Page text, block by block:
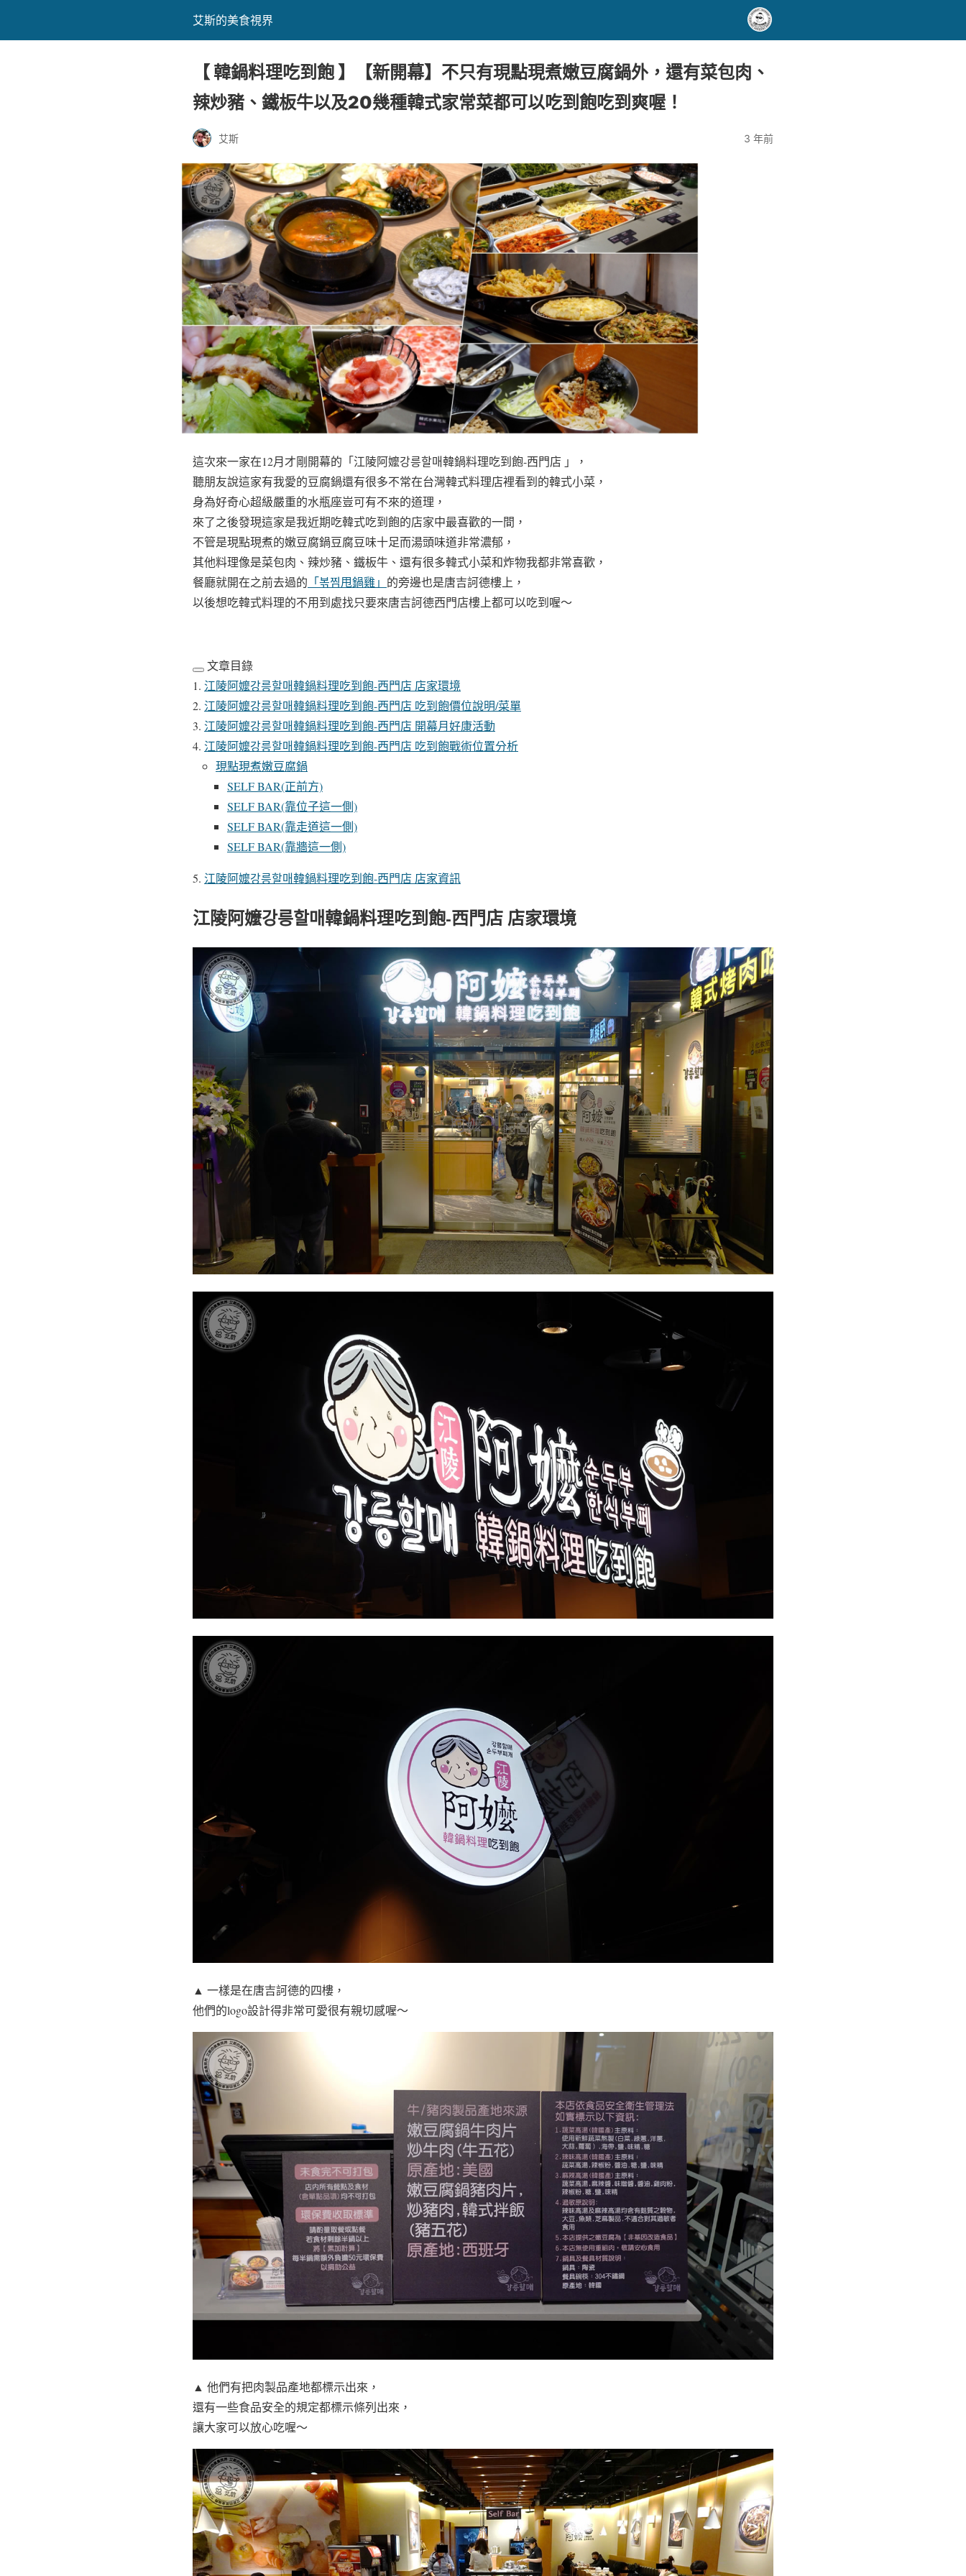
艾斯的美食視界
【 韓鍋料理吃到飽 】【新開幕】不只有現點現煮嫩豆腐鍋外，還有菜包肉、
辣炒豬、鐵板牛以及20幾種韓式家常菜都可以吃到飽吃到爽喔！
艾斯 3 年前
這次來一家在12月才剛開幕的「江陵阿嬤강릉할매韓鍋料理吃到飽-西門店 」，
聽朋友說這家有我愛的豆腐鍋還有很多不常在台灣韓式料理店裡看到的韓式小菜，
身為好奇心超級嚴重的水瓶座豈可有不來的道理，
來了之後發現這家是我近期吃韓式吃到飽的店家中最喜歡的一間，
不管是現點現煮的嫩豆腐鍋豆腐豆味十足而湯頭味道非常濃郁，
其他料理像是菜包肉、辣炒豬、鐵板牛、還有很多韓式小菜和炸物我都非常喜歡，
餐廳就開在之前去過的 「볶찜甩鍋雞」 的旁邊也是唐吉訶德樓上，
以後想吃韓式料理的不用到處找只要來唐吉訶德西門店樓上都可以吃到喔～
文章目錄
江陵阿嬤강릉할매韓鍋料理吃到飽-西門店 店家環境
江陵阿嬤강릉할매韓鍋料理吃到飽-西門店 吃到飽價位說明/菜單
江陵阿嬤강릉할매韓鍋料理吃到飽-西門店 開幕月好康活動
江陵阿嬤강릉할매韓鍋料理吃到飽-西門店 吃到飽戰術位置分析
現點現煮嫩豆腐鍋
SELF BAR(正前方)
SELF BAR(靠位子這一側)
SELF BAR(靠走道這一側)
SELF BAR(靠牆這一側)
江陵阿嬤강릉할매韓鍋料理吃到飽-西門店 店家資訊
江陵阿嬤강릉할매韓鍋料理吃到飽-西門店 店家環境
▲ 一樣是在唐吉訶德的四樓，
他們的logo設計得非常可愛很有親切感喔～
▲ 他們有把肉製品產地都標示出來，
還有一些食品安全的規定都標示條列出來，
讓大家可以放心吃喔～